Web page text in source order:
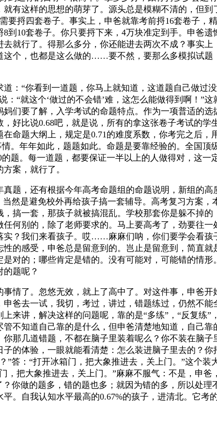
有这样的思想的萌芽了。源头总是模糊不清的，但到
要捋四套卷子。事实上，申爸就靠考前捋16套卷子，
到10套卷子。你只要捋下来，4万块准定到手。申爸
就行了。得那么多分，你还能进去两次不成？事实
个，也都是这么做的……要不然，要那么多模拟试
：“你看到一道题，你马上就知道，这道题自己做过
“就这个‘做过的不会错’难，这怎么能做得到啊！”
们要了解，入学考试的命题特点。作为一项普适的
好比说0.68吧，就是说，所有的拿这张卷子考试的
命题大纲上，规定是0.71的难度系数，你考完之后
。年年如此，题题如此。命题是要靠经验的。全国
题。每一道题，都要保证一半以上的人做得对，这
案，就行了。
题，还有根据今年高考命题组的命题说明，新组的
然是避免校外再给孩子搞一套辅导。高考复习方案
搞一套，那孩子就被搞混乱。学校那套你是躲不掉
何别的，除了老师要求的。马上要高考了，劲要往
？我们来看孩子。哎……麻麻们呐，你们要学会看
的感受，申爸总是留意到的。岂止是留意到，简直
对的；哪些肯定是错的。没有可能对，可能错的情
题呢？
情了。忽悠无效，就上了高中了。对这件事，申爸
爸去一试，我切，考过，讲过，错题练过，仍然不
讲，解决这样的问题呢，靠的是“多练”，“反复练”
知道自己靠的是什么，但申爸清楚地知道，自己靠
那几道错题，不都在脑子里装着呢么？你不装在脑
的体验，一眼就能看清楚：怎么装进脑子里去的？
”答：“打开冰箱门，把大象推进去，关上门。”这个
，把大象推进去，关上门。”麻麻不服气：不是，申
你做的题多，错的题也多；就因为错的多，所以处
。自我认知水平最高的0.67%的孩子，进清北。它考